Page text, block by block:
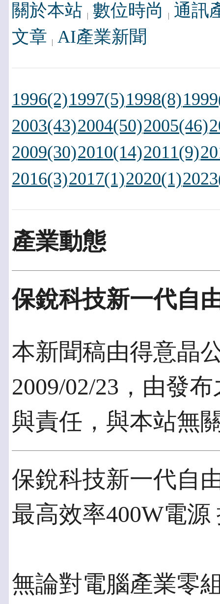
關於本站 數位時尚
通訊
文章 AI產業新聞
1996(2)1997(5)1998(8)
2003(43)2004(50)2005(46)
2009(30)2010(14)2011(9)
2016(3)2017(1)2020(1)
產業動態
保銳科技新一代自
本新聞稿由得意晶
2009/02/23，由發
與責任，與本站無
保銳科技新一代自
最高效率400W電
無論對電腦產業零